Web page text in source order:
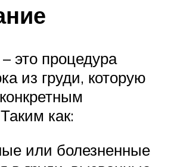
это процедура
из груди, которую
как:
или болезненные